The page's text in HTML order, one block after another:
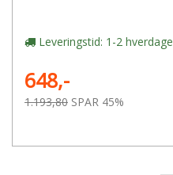
Leveringstid: 1-2 hverdage
648,-
1.193,80 SPAR 45%